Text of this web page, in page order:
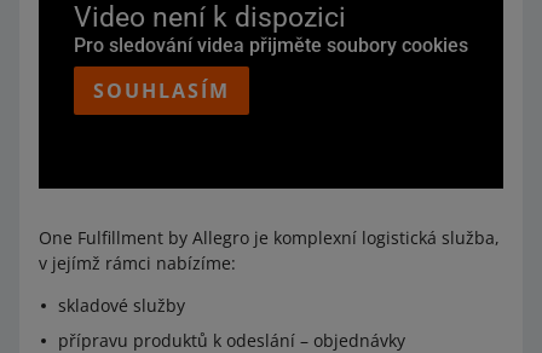
Video není k dispozici
Pro sledování videa přijměte soubory cookies
SOUHLASÍM
One Fulfillment by Allegro je komplexní logistická služba,
v jejímž rámci nabízíme:
skladové služby
přípravu produktů k odeslání – objednávky